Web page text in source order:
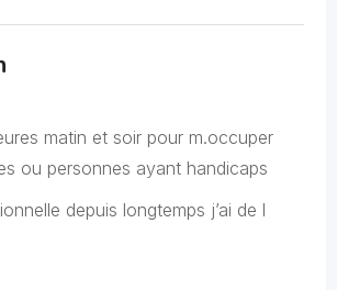
matin et soir pour m.occuper
ou personnes ayant handicaps
depuis longtemps j’ai de l